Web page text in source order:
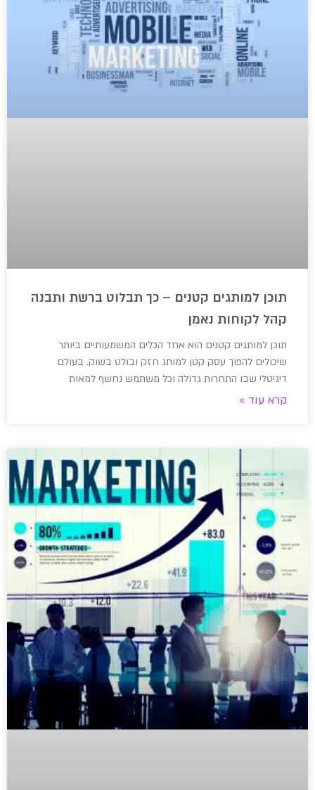
תוכן למותגים קטנים – כך תבלוט ברשת ותבנה
קהל לקוחות נאמן
תוכן למותגים קטנים הוא אחד הכלים המשמעותיים ביותר
שיכולים להפוך עסק קטן למותג חזק ובולט בשוק. בעולם
דיגיטלי שבו התחרות גדולה וכל משתמש נחשף למאות
קרא עוד »